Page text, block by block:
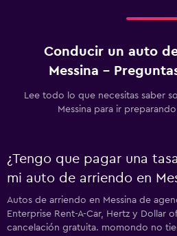
Conducir un auto
Messina -
Lee todo lo que necesitas saber
Messina para ir
¿Tengo que pagar una
mi auto de arriendo en
Autos de arriendo en Messina de
Enterprise Rent-A-Car, Hertz y Dollar
cancelación gratuita. momondo no